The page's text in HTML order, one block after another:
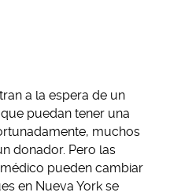
a la espera de un
puedan tener una
muchos
donador. Pero las
pueden cambiar
en Nueva York se